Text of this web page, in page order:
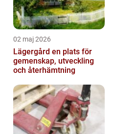
02 maj 2026
Lägergård en plats för
gemenskap, utveckling
och återhämtning